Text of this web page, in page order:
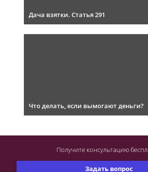
Дача взятки. Статья 291
Что делать, если вымогают деньги?
Задать вопрос
Получите консультацию